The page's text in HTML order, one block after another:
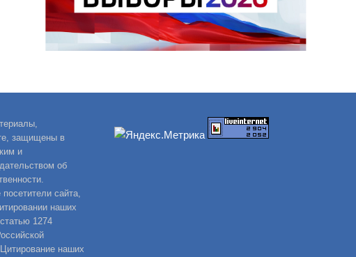
защищены в
и
об
сайта,
наших
1274
наших